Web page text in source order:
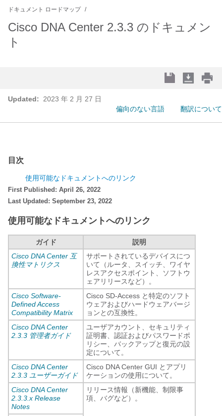
ドキュメント ロードマップ
Cisco DNA Center 2.3.3 のドキュメン
ト
Updated:
2023 年 2 月 27 日
偏向のない言語
翻訳について
目次
使用可能なドキュメントへのリンク
First Published: April 26, 2022
Last Updated: September 23, 2022
使用可能なドキュメントへのリンク
ガイド
説明
Cisco DNA Center 互
換性マトリクス
サポートされているデバイスにつ
いて（ルータ、スイッチ、ワイヤ
レスアクセスポイント、ソフトウ
ェアリリースなど）。
Cisco Software-
Defined Access
Compatibility Matrix
Cisco SD-Access と特定のソフト
ウェアおよびハードウェアバージ
ョンとの互換性。
Cisco DNA Center
2.3.3 管理者ガイド
ユーザアカウント、セキュリティ
証明書、認証およびパスワードポ
リシー、バックアップと復元の設
定について。
Cisco DNA Center
2.3.3 ユーザーガイド
Cisco DNA Center GUI とアプリ
ケーションの使用について。
Cisco DNA Center
2.3.3.x Release
Notes
リリース情報（新機能、制限事
項、バグなど）。